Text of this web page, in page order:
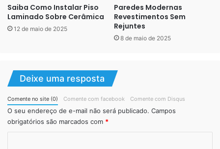
Gesso liso (aplicado diretamente na parede):
preço médio da aplicação de gesso liso fica entre R$
20 a R$ 50 por metro quadrado, dependendo da
aumentar dependendo do tipo de acabamento,
podendo chegar a R$ 80 ou mais por metro linear
para sancas e molduras.
Saiba Como Instalar Piso
Laminado Sobre Cerâmica
12 de maio de 2025
Paredes Modernas
Revestimentos Sem
Rejuntes
8 de maio de 2025
Deixe uma resposta
Comente no site (0) Comente com facebook Comente com Disqus
O seu endereço de e-mail não será publicado. Campos
obrigatórios são marcados com *